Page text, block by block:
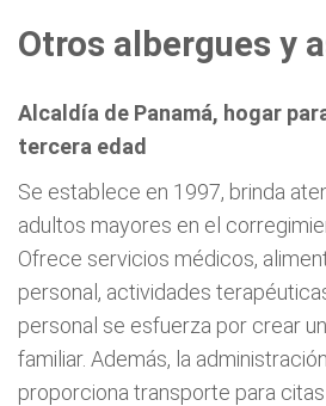
Otros albergues y
Alcaldía de Panamá, hogar
tercera edad
Se establece en 1997, brinda
adultos mayores en el
Ofrece servicios médicos,
personal, actividades
personal se esfuerza por crear
familiar. Además, la
proporciona transporte para